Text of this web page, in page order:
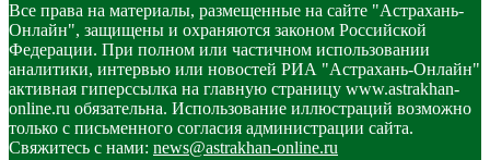
Все права на материалы, размещенные на сайте "Астрахань-
Онлайн", защищены и охраняются законом Российской
Федерации. При полном или частичном использовании
аналитики, интервью или новостей РИА "Астрахань-Онлайн"
активная гиперссылка на главную страницу www.astrakhan-
online.ru обязательна. Использование иллюстраций возможно
только с письменного согласия администрации сайта.
Свяжитесь с нами: news@astrakhan-online.ru